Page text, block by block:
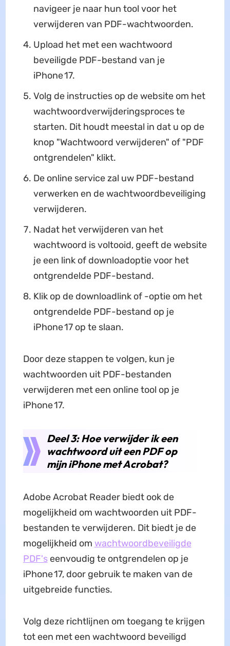
navigeer je naar hun tool voor het
verwijderen van PDF-wachtwoorden.
Upload het met een wachtwoord
beveiligde PDF-bestand van je
iPhone 17.
Volg de instructies op de website om het
wachtwoordverwijderingsproces te
starten. Dit houdt meestal in dat u op de
knop "Wachtwoord verwijderen" of "PDF
ontgrendelen" klikt.
De online service zal uw PDF-bestand
verwerken en de wachtwoordbeveiliging
verwijderen.
Nadat het verwijderen van het
wachtwoord is voltooid, geeft de website
je een link of downloadoptie voor het
ontgrendelde PDF-bestand.
Klik op de downloadlink of -optie om het
ontgrendelde PDF-bestand op je
iPhone 17 op te slaan.
Door deze stappen te volgen, kun je
wachtwoorden uit PDF-bestanden
verwijderen met een online tool op je
iPhone 17.
Deel 3: Hoe verwijder ik een
wachtwoord uit een PDF op
mijn iPhone met Acrobat?
Adobe Acrobat Reader biedt ook de
mogelijkheid om wachtwoorden uit PDF-
bestanden te verwijderen. Dit biedt je de
mogelijkheid om wachtwoordbeveiligde
PDF'seenvoudig te ontgrendelen op je
iPhone 17, door gebruik te maken van de
uitgebreide functies.
Volg deze richtlijnen om toegang te krijgen
tot een met een wachtwoord beveiligd